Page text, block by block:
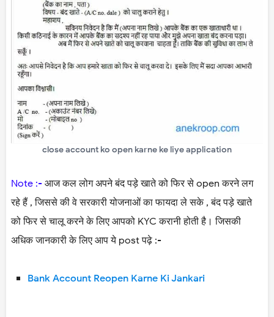
close account ko open karne ke liye application
Note :- आज कल लोग अपने बंद पड़े खाते को फिर से open करने लग
रहे हैं , जिससे की वे सरकारी योजनाओं का फायदा ले सके , बंद पड़े खाते
को फिर से चालू करने के लिए आपको KYC करानी होती है। जिसकी
अधिक जानकारी के लिए आप ये post पढ़े :-
Bank Account Reopen Karne Ki Jankari